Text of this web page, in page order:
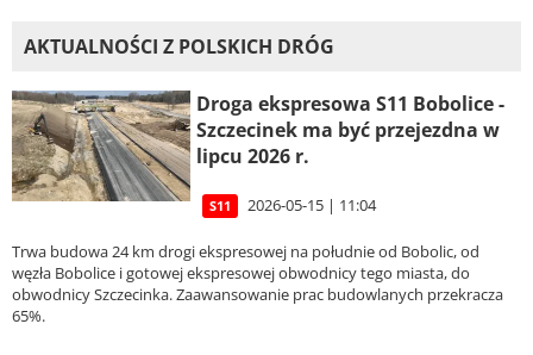
AKTUALNOŚCI Z POLSKICH DRÓG
Droga ekspresowa S11 Bobolice -
Szczecinek ma być przejezdna w
lipcu 2026 r.
S11 2026-05-15 | 11:04
Trwa budowa 24 km drogi ekspresowej na południe od Bobolic, od
węzła Bobolice i gotowej ekspresowej obwodnicy tego miasta, do
obwodnicy Szczecinka. Zaawansowanie prac budowlanych przekracza
65%.